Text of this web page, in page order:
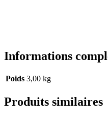
Informations
Poids 3,00 kg
Produits similaires